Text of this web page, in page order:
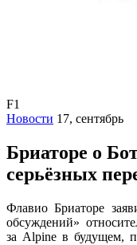
F1
Новости 17, сентябрь
Бриаторе о
серьёзных
Флавио Бриаторе
обсуждений»
за Alpine в будущем,